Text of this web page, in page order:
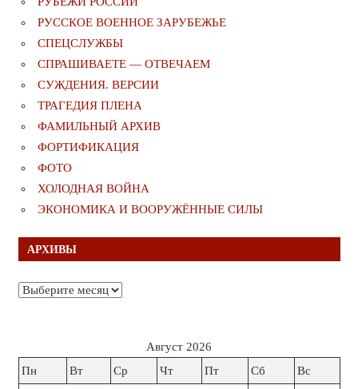
РУССКОЕ ВОЕННОЕ ЗАРУБЕЖЬЕ
СПЕЦСЛУЖБЫ
СПРАШИВАЕТЕ — ОТВЕЧАЕМ
СУЖДЕНИЯ. ВЕРСИИ
ТРАГЕДИЯ ПЛЕНА
ФАМИЛЬНЫЙ АРХИВ
ФОРТИФИКАЦИЯ
ФОТО
ХОЛОДНАЯ ВОЙНА
ЭКОНОМИКА И ВООРУЖЁННЫЕ СИЛЫ
АРХИВЫ
Архивы
Август 2026
Пн
Вт Ср Чт Пт Сб Вс